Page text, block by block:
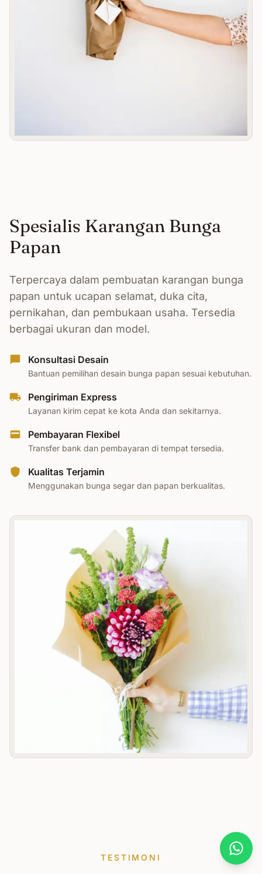
Spesialis Karangan Bunga
Papan
Terpercaya dalam pembuatan karangan bunga
papan untuk ucapan selamat, duka cita,
pernikahan, dan pembukaan usaha. Tersedia
berbagai ukuran dan model.
Konsultasi Desain
Bantuan pemilihan desain bunga papan sesuai kebutuhan.
Pengiriman Express
Layanan kirim cepat ke kota Anda dan sekitarnya.
Pembayaran Flexibel
Transfer bank dan pembayaran di tempat tersedia.
Kualitas Terjamin
Menggunakan bunga segar dan papan berkualitas.
TESTIMONI